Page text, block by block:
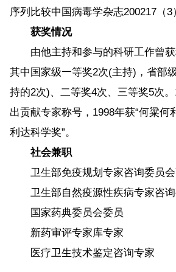
序列比较中国病毒学杂志200217（3
获奖情况
由他主持和参与的科研工作曾获
其中国家级一等奖2次(主持)，省部
持的2次)、二等奖4次、三等奖5次
出贡献专家称号，1998年获“何粱何
利达科学奖”。
社会兼职
卫生部免疫规划专家咨询委员会
卫生部自然疫源性疾病专家咨询
国家药典委员会委员
新药审评专家库专家
医疗卫生技术鉴定咨询专家